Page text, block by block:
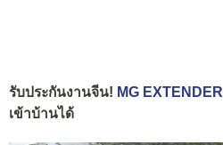
รับประกันงานจีน! MG EXTENDER
เข้าบ้านได้